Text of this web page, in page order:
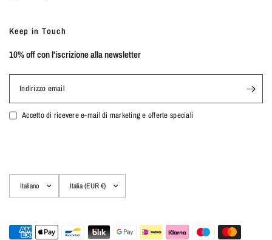
Keep in Touch
10% off con l'iscrizione alla newsletter
Indirizzo email
Accetto di ricevere e-mail di marketing e offerte speciali
paese/area
paese/area